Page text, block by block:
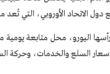
دول الاتحاد الأوروبي، التي
اليورو، محل متابعة يومية من
السلع والخدمات، وحركة